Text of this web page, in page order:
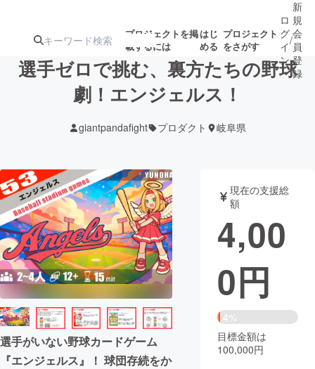
プロジェクトを掲
載するには
はじ
める
プロジェクト
をさがす
ターン
注目の新着プロ
ジェクト
募集終了が近いプ
ロジェクト
アート・写真 音楽
テクノロジー・ガジェット ゲーム・サ
映像・映画 書籍・雑誌
ビジネス・起業 チャレンジ
まちづくり・地域活性化
ロ
グ
イ
ン
/
新
規
会
員
登
録
選手ゼロで挑む、裏方たちの野球
劇！エンジェルス！
giantpandafight プロダクト 岐阜県
選手がいない野球カードゲーム
『エンジェルス』！ 球団存続をか
現在の支援総
額
4,00
0円
4%
目標金額は
100,000円